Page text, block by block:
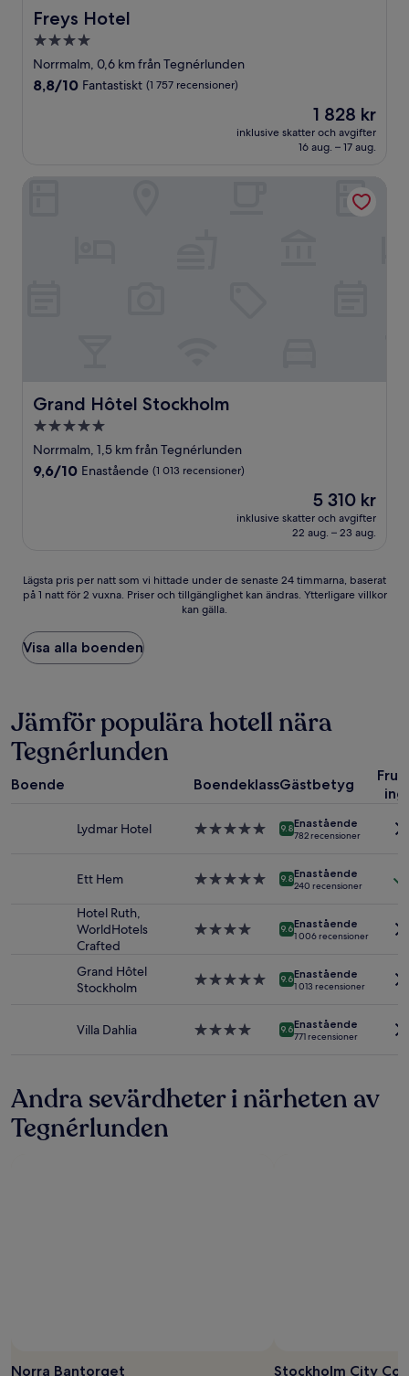
Freys Hotel
Freys Hotel
4.0-
stjärnigt
boende
Norrmalm, 0,6 km från Tegnérlunden
8.8
8,8/10 Fantastiskt (1 757 recensioner)
Priset
är
1 828 kr
1 828 kr
inklusive skatter och avgifter
16 aug. – 17 aug.
Grand Hôtel Stockholm
Grand Hôtel Stockholm
5.0-
stjärnigt
boende
Norrmalm, 1,5 km från Tegnérlunden
9.6
9,6/10 Enastående (1 013 recensioner)
Priset
är
5 310 kr
5 310 kr
inklusive skatter och avgifter
22 aug. – 23 aug.
Lägsta
pris
natt
som
vi
de
senaste
24 timmarna,
baserat
1 natt
tillgänglighet
Ytterligare
Lägsta pris per natt som vi hittade under de senaste 24 timmarna, baserat
på 1 natt för 2 vuxna. Priser och tillgänglighet kan ändras. Ytterligare villkor
kan gälla.
Visa alla boenden
Jämför populära hotell nära
Tegnérlunden
Boende BoendeklassGästbetyg
Lydmar Hotel
5.0-
9.8Enastående
782 recensioner
Ett Hem
5.0-
9.8Enastående
240 recensioner
Hotel Ruth,
WorldHotels
Crafted
4.0-
9.6Enastående
1 006 recensioner
Grand Hôtel
Stockholm
5.0-
9.6Enastående
1 013 recensioner
Villa Dahlia
4.0-
9.6Enastående
771 recensioner
Andra sevärdheter i närheten av
Tegnérlunden
Norra Bantorget Stockholm City